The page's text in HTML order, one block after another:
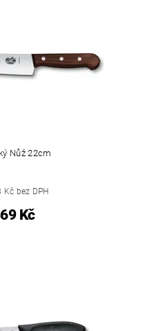
Nůž 22cm
Kč bez DPH
Kč